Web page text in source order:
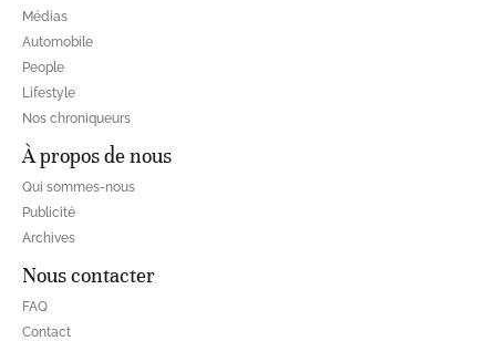
Médias
Automobile
People
Lifestyle
Nos chroniqueurs
À propos de nous
Qui sommes-nous
Publicité
Archives
Nous contacter
FAQ
Contact